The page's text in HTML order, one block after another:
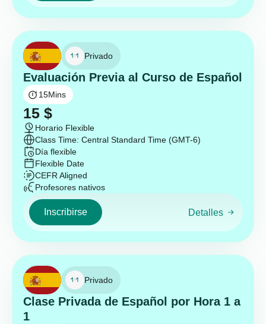
Privado
Evaluación Previa al Curso de Español
15Mins
15 $
Horario Flexible
Class Time: Central Standard Time (GMT-6)
Día flexible
Flexible Date
CEFR Aligned
Profesores nativos
Inscribirse Detalles
Privado
Clase Privada de Español por Hora 1 a
1